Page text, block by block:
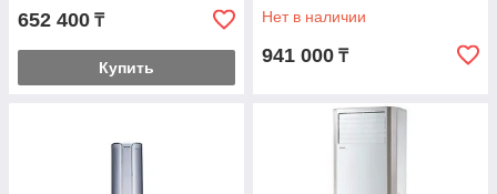
652 400 ₸
Купить
Нет в наличии
941 000 ₸